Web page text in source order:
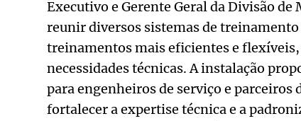
Executivo e Gerente Geral da Divisão
reunir diversos sistemas de
treinamentos mais eficientes e
necessidades técnicas. A instalação
para engenheiros de serviço e
fortalecer a expertise técnica e a